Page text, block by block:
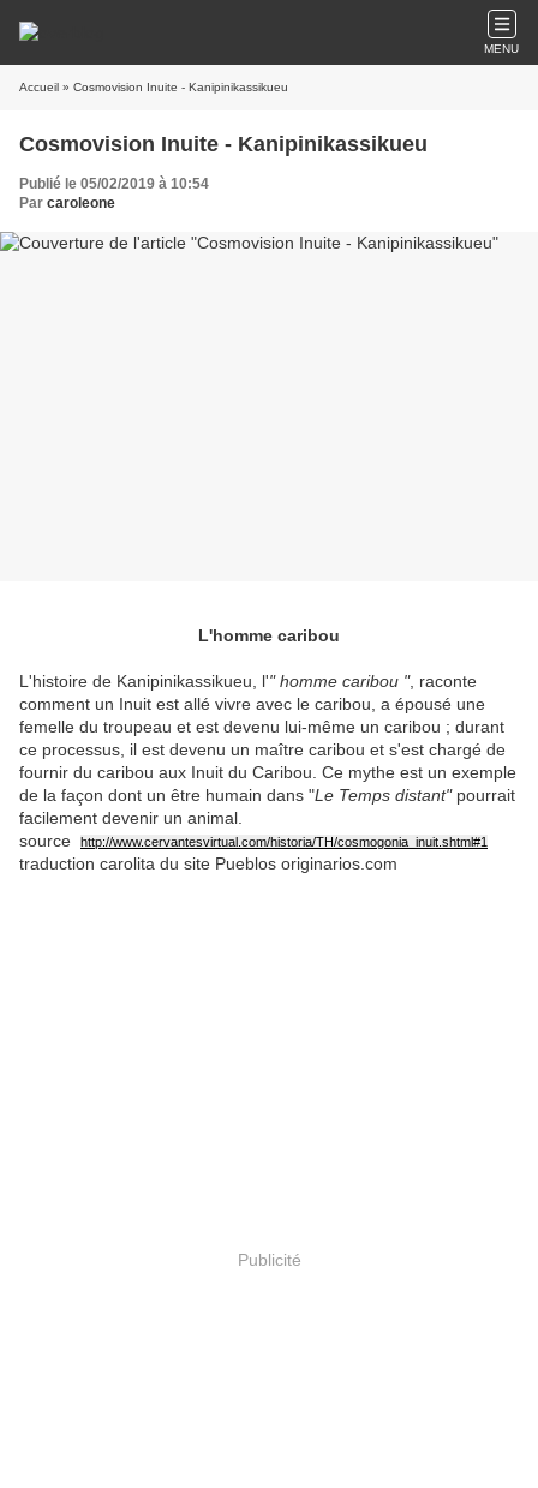
MENU
Accueil » Cosmovision Inuite - Kanipinikassikueu
Cosmovision Inuite - Kanipinikassikueu
Publié le 05/02/2019 à 10:54
Par caroleone
L'homme caribou
L'histoire de Kanipinikassikueu, l'" homme caribou ", raconte
comment un Inuit est allé vivre avec le caribou, a épousé une
femelle du troupeau et est devenu lui-même un caribou ; durant
ce processus, il est devenu un maître caribou et s'est chargé de
fournir du caribou aux Inuit du Caribou. Ce mythe est un exemple
de la façon dont un être humain dans "Le Temps distant" pourrait
facilement devenir un animal.
source
http://www.cervantesvirtual.com/historia/TH/cosmogonia_inuit.shtml#1
traduction carolita du site Pueblos originarios.com
Publicité